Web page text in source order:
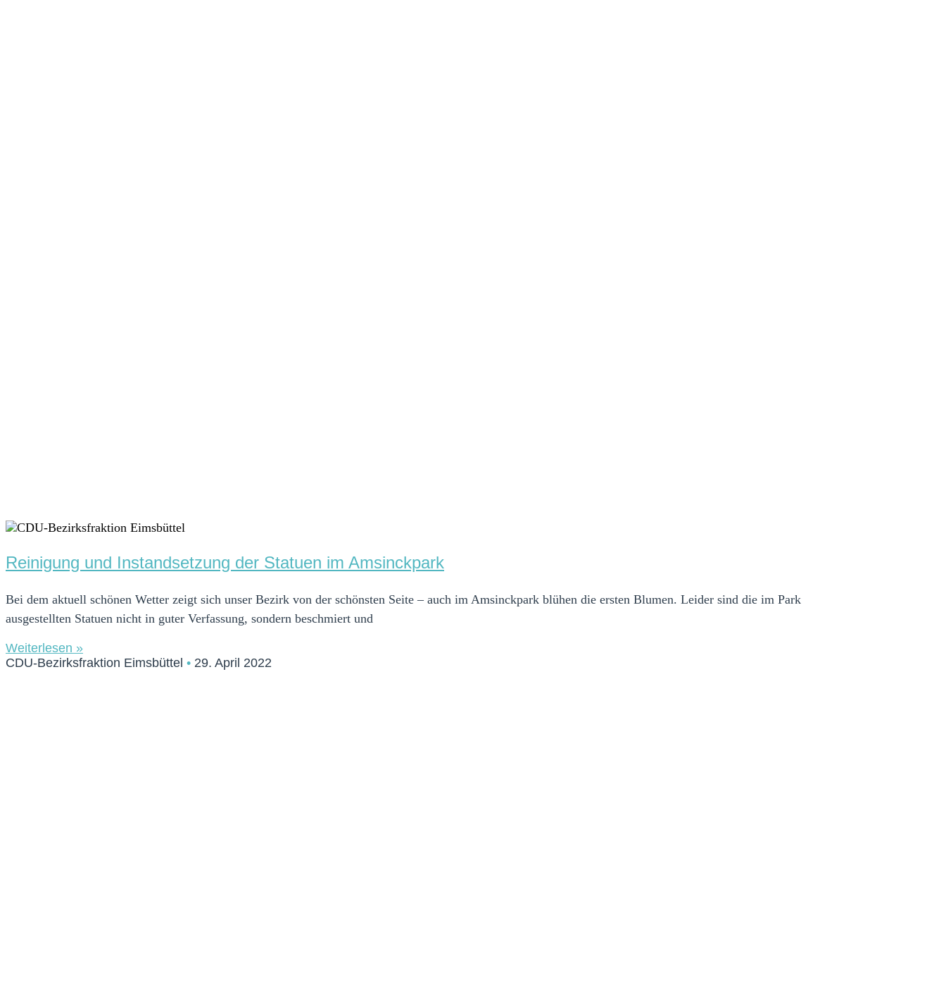
Reinigung und Instandsetzung der Statuen im Amsinckpark
Bei dem aktuell schönen Wetter zeigt sich unser Bezirk von der schönsten Seite – auch im Amsinckpark blühen die ersten Blumen. Leider sind die im Park
ausgestellten Statuen nicht in guter Verfassung, sondern beschmiert und
Weiterlesen »
CDU-Bezirksfraktion Eimsbüttel
29. April 2022